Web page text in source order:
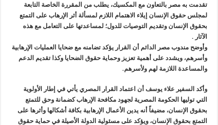
تقدمت به مصر بالتعاون مع المكسيك، يطلب من المقررة الخاصة التابعة
لمجلس حقوق الإنسان إيلاء الاهتمام اللازم لمسألة أثر الإرهاب على التمتع
بحقوق الإنسان وتقديم التوصيات للدول؛ لمساعدتها على التعامل مع هذه
الآثار .
وأوضح مندوب مصر الدائم أن القرار يؤكد تضامنه مع ضحايا العمليات الإرهابية
وأسرهم، ويشدد على أهمية تعزيز وحماية حقوق الضحايا وكذا تقديم الدعم
والمساعدة اللازمة لهم ولأسرهم.
وأكد السفير علاء يوسف أن اعتماد القرار المصري يأتي في إطار الأولوية
التي توليها الحكومة المصرية لجهود مكافحة الإرهاب كضمانة وحق للتمتع
بحقوق الإنسان، مضيفاً أنه يدين الأعمال الإرهابية بكافة أشكالها وأثرها على
التمتع بحقوق الإنسان، ويؤكد على مسئولية الدولة الأصيلة في حماية حقوق